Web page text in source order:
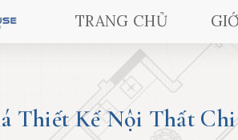
TRANG CHỦ
Thiết Kế Nội Thất